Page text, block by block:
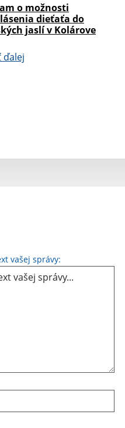
o možnosti
dieťaťa do
jaslí v Kolárove
ďalej
vašej správy: Text vašej